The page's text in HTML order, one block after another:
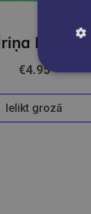
€4.95
Ielikt grozā